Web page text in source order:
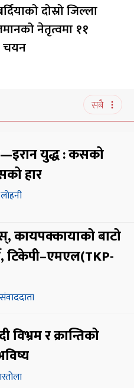
दोस्रो जिल्ला
नेतृत्वमा ११
चयन
सबै
युद्ध : कसको
हार
कायपक्कायाको बाटो
विभ्रम र क्रान्तिको